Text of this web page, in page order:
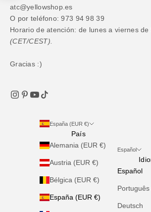
atc@yellowshop.es
O por teléfono: 973 94 98 39
Horario de atención: de lunes a viernes de
(CET/CEST).
Gracias :)
España (EUR €)
País
Alemania (EUR €)
Austria (EUR €)
Bélgica (EUR €)
España (EUR €)
Español
Español
Deutsch